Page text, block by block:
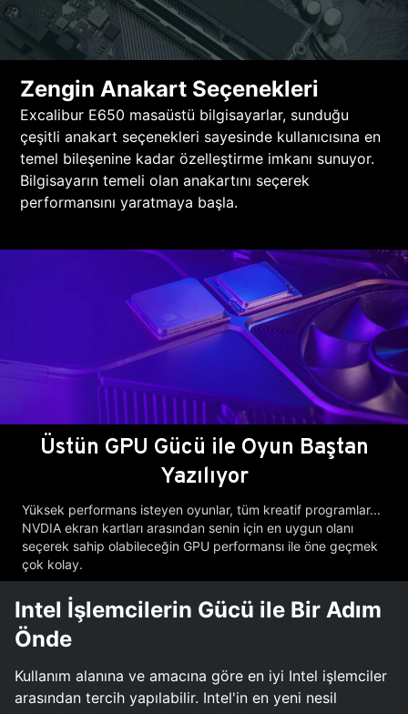
Zengin Anakart Seçenekleri
Excalibur E650 masaüstü bilgisayarlar, sunduğu
çeşitli anakart seçenekleri sayesinde kullanıcısına en
temel bileşenine kadar özelleştirme imkanı sunuyor.
Bilgisayarın temeli olan anakartını seçerek
performansını yaratmaya başla.
Üstün GPU Gücü ile Oyun Baştan
Yazılıyor
Yüksek performans isteyen oyunlar, tüm kreatif programlar...
NVDIA ekran kartları arasından senin için en uygun olanı
seçerek sahip olabileceğin GPU performansı ile öne geçmek
çok kolay.
Intel İşlemcilerin Gücü ile Bir Adım
Önde
Kullanım alanına ve amacına göre en iyi Intel işlemciler
arasından tercih yapılabilir. Intel'in en yeni nesil